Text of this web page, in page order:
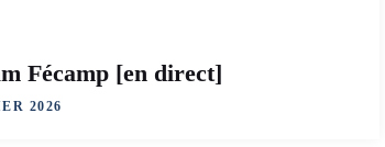
Fécamp [en direct]
2026